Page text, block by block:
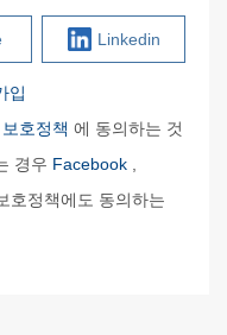
Linkedin
입
호정책 에 동의하는 것
경우 Facebook
호정책에도 동의하는